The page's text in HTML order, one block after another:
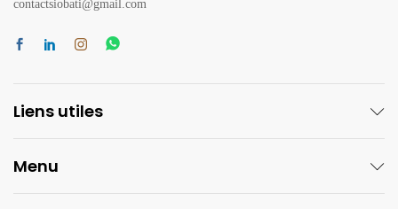
contactsiobati@gmail.com
Liens utiles
Menu